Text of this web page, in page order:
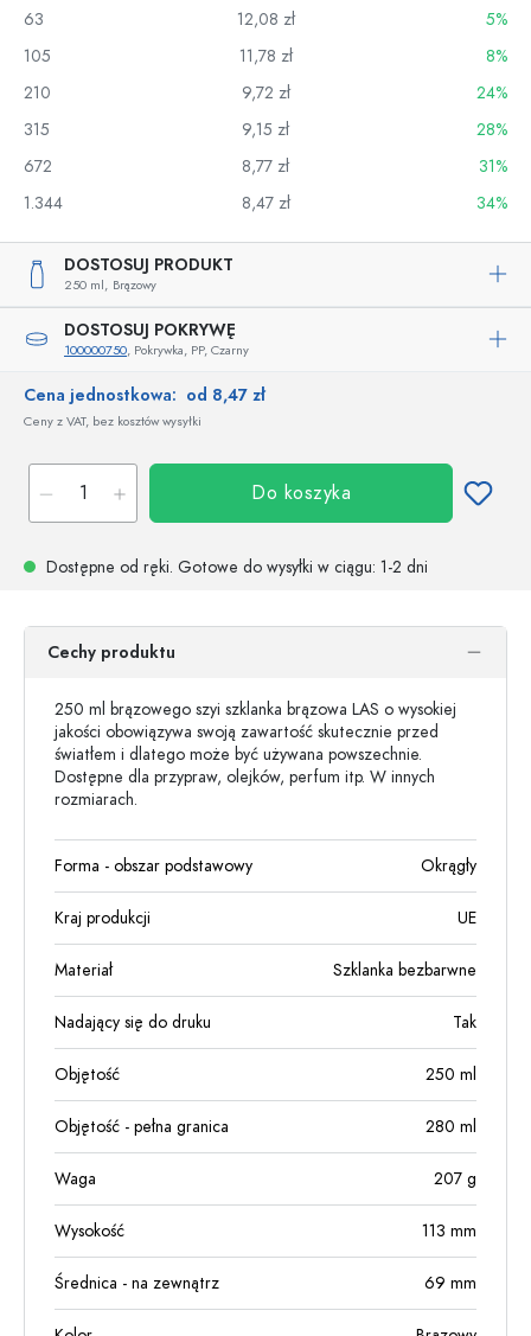
63
12,08 zł
5%
105
11,78 zł
8%
210
9,72 zł
24%
315
9,15 zł
28%
672
8,77 zł
31%
1.344
8,47 zł 34%
DOSTOSUJ PRODUKT
250 ml, Brązowy
DOSTOSUJ POKRYWĘ
100000750, Pokrywka, PP, Czarny
Cena jednostkowa: od 8,47 zł
Ceny z VAT, bez kosztów wysyłki
Do koszyka
Dostępne od ręki. Gotowe do wysyłki w ciągu: 1-2 dni
Cechy produktu
250 ml brązowego szyi szklanka brązowa LAS o wysokiej
jakości obowiązywa swoją zawartość skutecznie przed
światłem i dlatego może być używana powszechnie.
Dostępne dla przypraw, olejków, perfum itp. W innych
rozmiarach.
Forma - obszar podstawowy Okrągły
Kraj produkcji UE
Materiał Szklanka bezbarwne
Nadający się do druku Tak
Objętość 250 ml
Objętość - pełna granica 280 ml
Waga 207 g
Wysokość 113 mm
Średnica - na zewnątrz 69 mm